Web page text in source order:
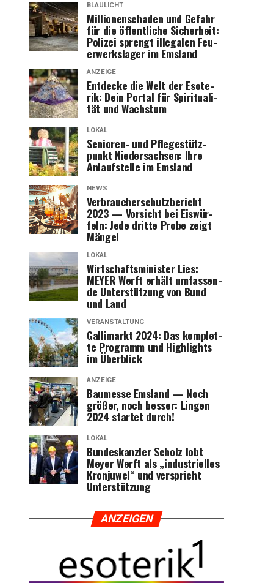
BLAULICHT
Mil­lio­nen­scha­den und Gefahr
für die öffent­li­che Sicher­heit:
Poli­zei sprengt ille­ga­len Feu­
er­werks­la­ger im Emsland
ANZEIGE
Ent­de­cke die Welt der Eso­te­
rik: Dein Por­tal für Spi­ri­tua­li­
tät und Wachstum
LOKAL
Senio­ren- und Pfle­ge­stütz­
punkt Nie­der­sach­sen: Ihre
Anlauf­stel­le im Emsland
NEWS
Ver­brau­cher­schutz­be­richt
2023 — Vor­sicht bei Eis­wür­
feln: Jede drit­te Pro­be zeigt
Mängel
LOKAL
Wirt­schafts­mi­nis­ter Lies:
MEYER Werft erhält umfas­sen­
de Unter­stüt­zung von Bund
und Land
VERANSTALTUNG
Gal­li­markt 2024: Das kom­plet­
te Pro­gramm und High­lights
im Überblick
ANZEIGE
Bau­mes­se Ems­land — Noch
grö­ßer, noch bes­ser: Lin­gen
2024 star­tet durch!
LOKAL
Bun­des­kanz­ler Scholz lobt
Mey­er Werft als „indus­tri­el­les
Kron­ju­wel“ und ver­spricht
Unterstützung
ANZEI­GEN